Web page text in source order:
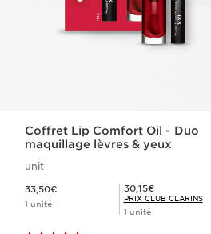
Coffret Lip Comfort Oil - Duo
maquillage lèvres & yeux
unit
33,50€
1 unité
Prix Club Clarins 30,15€
30,15€
PRIX CLUB CLARINS
1 unité